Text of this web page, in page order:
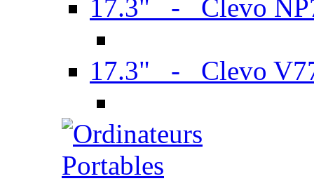
17.3" - Clevo
17.3" - Clevo